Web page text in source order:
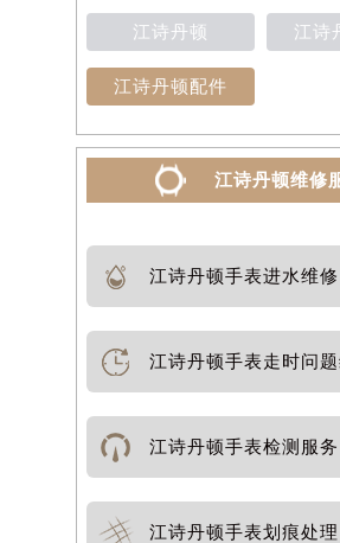
江诗丹顿 江诗
江诗丹顿配件
江诗丹顿维修
江诗丹顿手表进水维修
江诗丹顿手表走时问
江诗丹顿手表检测服务
江诗丹顿手表划痕处理